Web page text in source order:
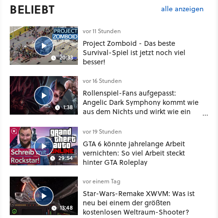
BELIEBT alle anzeigen
20:33
vor 11 Stunden
Project Zomboid - Das beste
Survival-Spiel ist jetzt noch viel
besser!
1:38
vor 16 Stunden
Rollenspiel-Fans aufgepasst:
Angelic Dark Symphony kommt wie
aus dem Nichts und wirkt wie ein
Mass Effect
29:54
vor 19 Stunden
GTA 6 könnte jahrelange Arbeit
vernichten: So viel Arbeit steckt
hinter GTA Roleplay
13:48
vor einem Tag
Star-Wars-Remake XWVM: Was ist
neu bei einem der größten
kostenlosen Weltraum-Shooter?